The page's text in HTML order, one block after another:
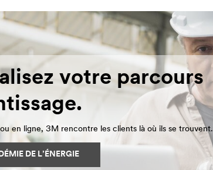
votre parcours
en ligne, 3M rencontre les clients là où ils se trouvent.
DE L’ÉNERGIE